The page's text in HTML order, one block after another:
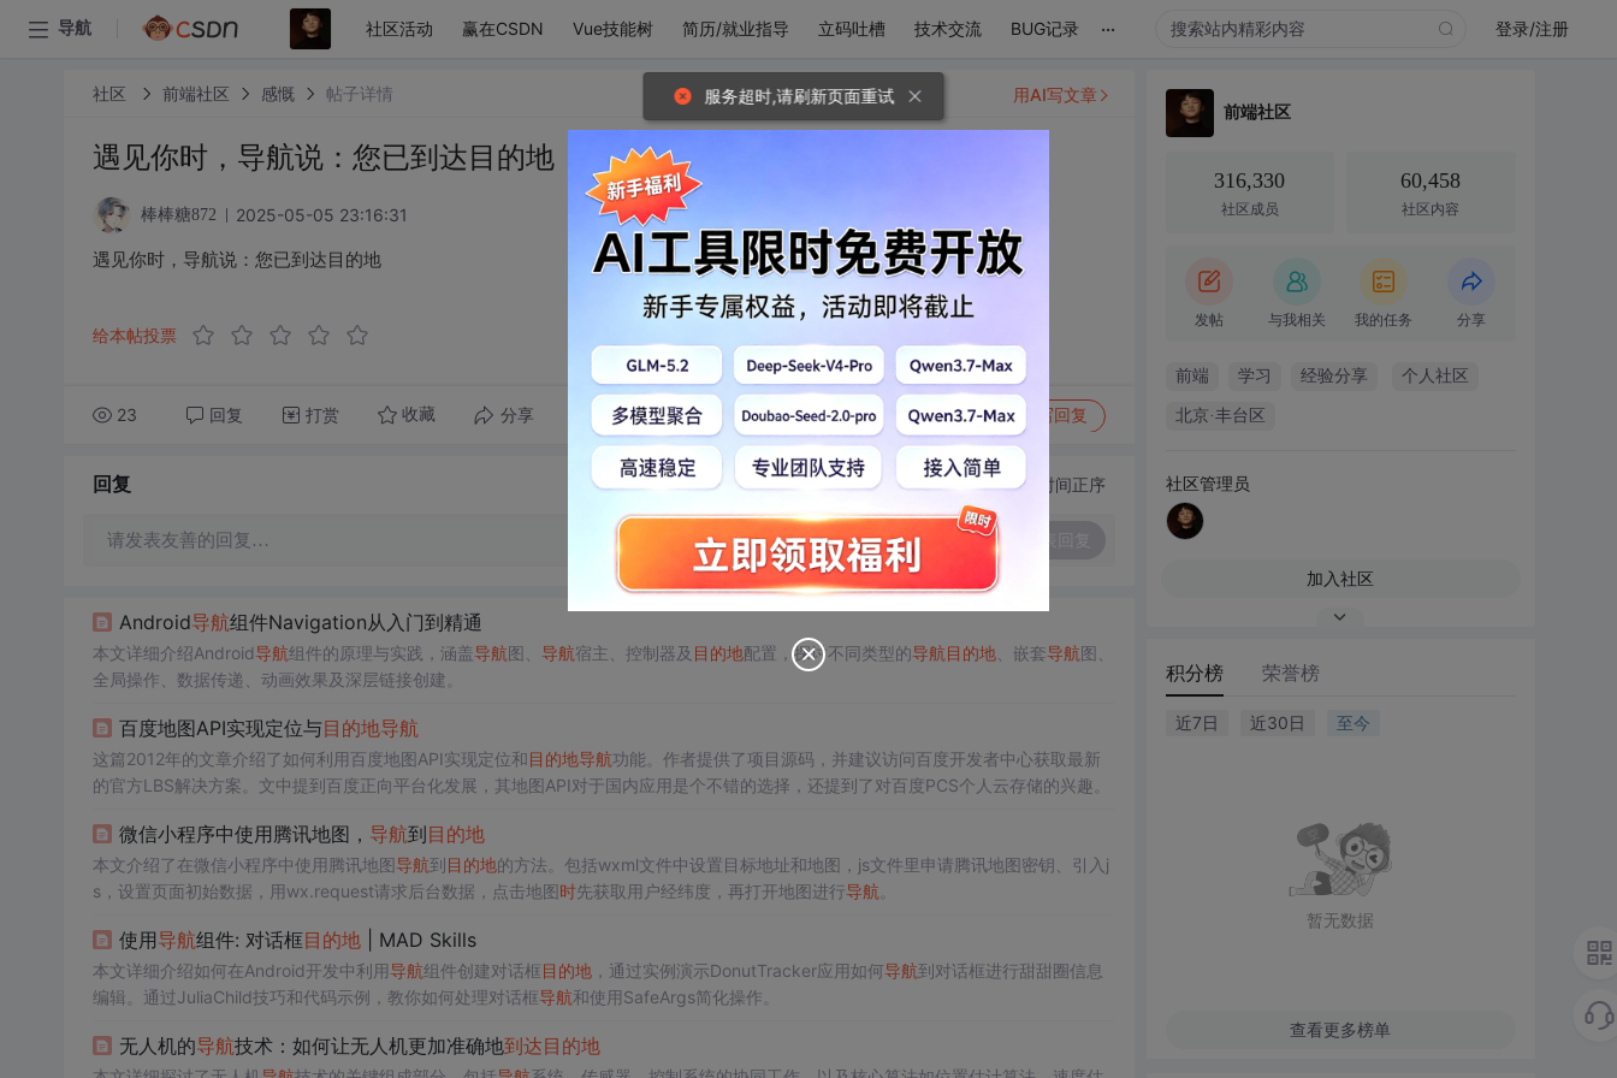
导航 社区活动 赢在CSDN Vue技能树 简历/就业指导 立码吐槽 技术交流 BUG记录 ... 登录/注册
社区 前端社区 感慨 帖子详情
遇见你时，导航说：您已到达目的地
棒棒糖872 2025-05-05 23:16:31
遇见你时，导航说：您已到达目的地
给本帖投票
23 回复 打赏 收藏 分享 转发到动态 举报 写回复
用AI写文章
回复 切换为时间正序
请发表友善的回复…
Android导航组件Navigation从入门到精通
本文详细介绍Android导航组件的原理与实践，涵盖导航图、 导航宿主、控制器及 目的地配置，探讨不同类型的导航目的地、嵌套导航图、
全局操作、数据传递、动画效果及深层链接创建。
百度地图API实现定位与目的地导航
这篇2012年的文章介绍了如何利用百度地图API实现定位和目的地导航功能。作者提供了项目源码，并建议访问百度开发者中心获取最新
的官方LBS解决方案。文中提到百度正向平台化发展，其地图API对于国内应用是个不错的选择，还提到了对百度PCS个人云存储的兴趣。
微信小程序中使用腾讯地图， 导航到目的地
本文介绍了在微信小程序中使用腾讯地图导航到目的地的方法。包括wxml文件中设置目标地址和地图，js文件里申请腾讯地图密钥、引入j
s，设置页面初始数据，用wx.request请求后台数据，点击地图时先获取用户经纬度，再打开地图进行导航
使用导航组件: 对话框目的地| MAD Skills
本文详细介绍如何在Android开发中利用导航组件创建对话框目的地，通过实例演示DonutTracker应用如何导航到对话框进行甜甜圈信息
编辑。通过JuliaChild技巧和代码示例，教你如何处理对话框导航和使用SafeArgs简化操作。
无人机的导航技术：如何让无人机更加准确地到达目的地
前端社区
316,330
社区成员
60,458
社区内容
发帖 与我相关 我的任务 分享
前端 学习 经验分享 个人社区
北京·丰台区
社区管理员
加入社区
积分榜 荣誉榜
近7日 近30日 至今
暂无数据
查看更多榜单
服务超时,请刷新页面重试